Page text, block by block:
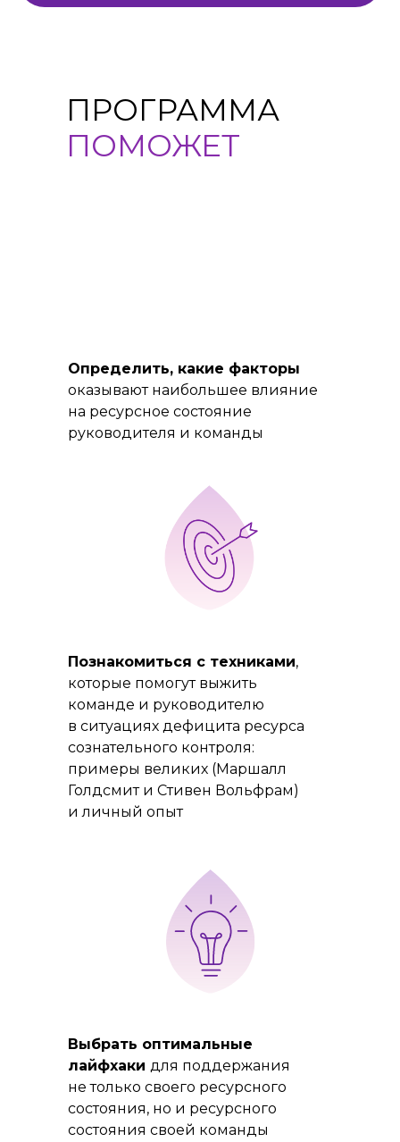
Определить, какие факторы
оказывают наибольшее влияние
на ресурсное состояние
руководителя и команды
Познакомиться с техниками,
которые помогут выжить
команде и руководителю
в ситуациях дефицита ресурса
сознательного контроля:
примеры великих (Маршалл
Голдсмит и Стивен Вольфрам)
и личный опыт
Выбрать оптимальные
лайфхаки для поддержания
не только своего ресурсного
состояния, но и ресурсного
состояния своей команды
ПРОГРАММА
ПОМОЖЕТ